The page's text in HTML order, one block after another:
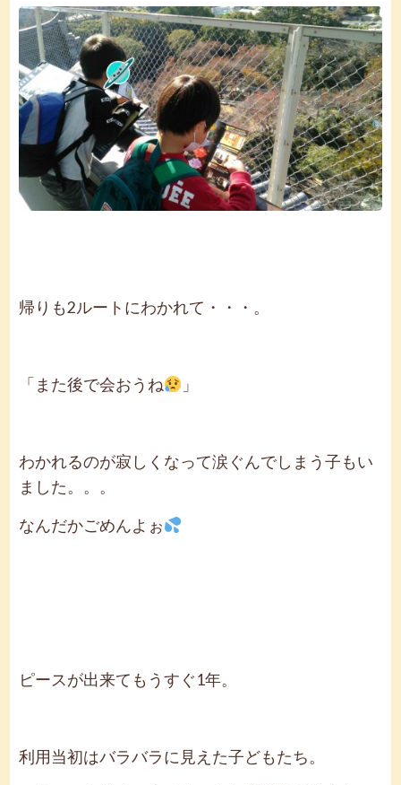
帰りも2ルートにわかれて・・・。
「また後で会おうね 」
わかれるのが寂しくなって涙ぐんでしまう子もい
ました。。。
なんだかごめんよぉ
ピースが出来てもうすぐ1年。
利用当初はバラバラに見えた子どもたち。